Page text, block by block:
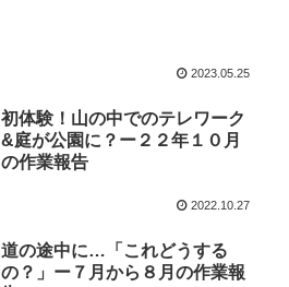
2023.05.25
初体験！山の中でのテレワーク
&庭が公園に？ー２２年１０月
の作業報告
2022.10.27
道の途中に…「これどうする
の？」ー７月から８月の作業報